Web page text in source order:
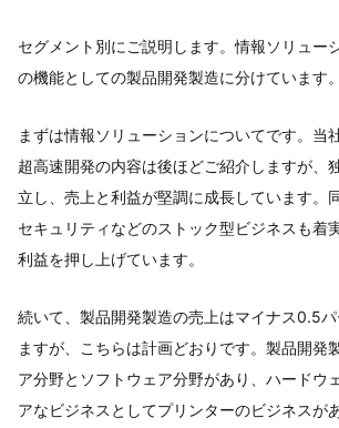
セグメント別にご説明します。情報ソリュー
の機能としての製品開発製造に分けています。
まずは情報ソリューションについてです。当
超高速開発の内容は後ほどご紹介しますが、
立し、売上と利益が堅調に成長しています。
セキュリティなどのストック型ビジネスも着
利益を押し上げています。
続いて、製品開発製造の売上はマイナス0.5
ますが、こちらは計画どおりです。製品開発
ア分野とソフトウェア分野があり、ハードウ
アなビジネスとしてプリンターのビジネスが